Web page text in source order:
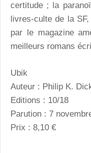
certitude ; la
livres-culte de la
par le magazine
meilleurs romans
Ubik
Auteur : Philip K.
Editions : 10/18
Parution : 7
Prix : 8,10 €